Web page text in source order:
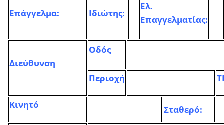
Επάγγελμα: Ιδιώτης:
Ελ.
Επαγγελματίας:
Διεύθυνση
Οδός
Περιοχή
Κινητό
Σταθερό: